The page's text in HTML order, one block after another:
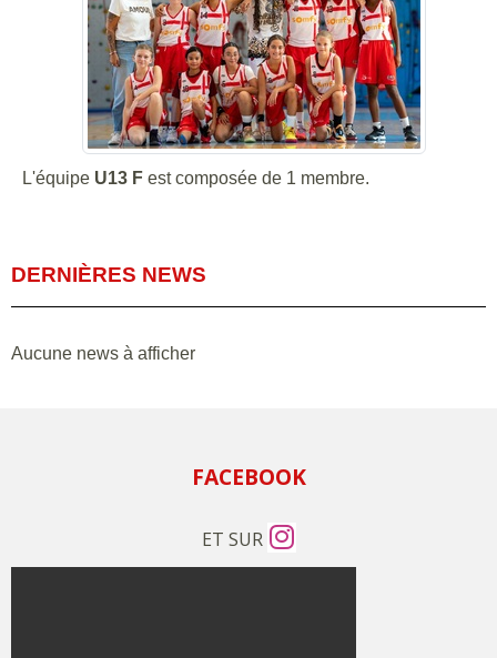
L'équipe U13 F est composée de 1 membre.
DERNIÈRES NEWS
Aucune news à afficher
FACEBOOK
ET SUR